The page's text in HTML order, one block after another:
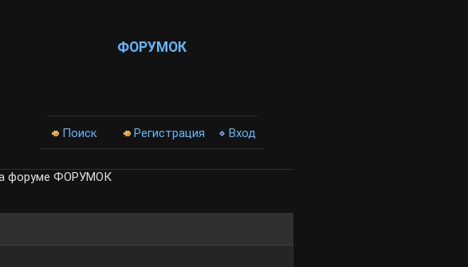
ФОРУМОК
Поиск Регистрация Вход
форуме ФОРУМОК